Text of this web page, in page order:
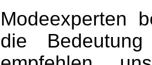
Modeexperten
die